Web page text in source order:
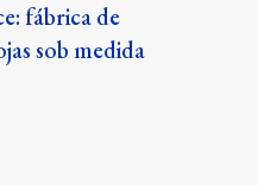
fábrica de
sob medida